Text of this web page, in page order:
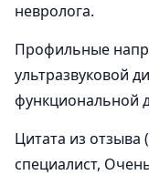
невролога.
Профильные
ультразвуковой
функциональной
Цитата из отзыва
специалист,